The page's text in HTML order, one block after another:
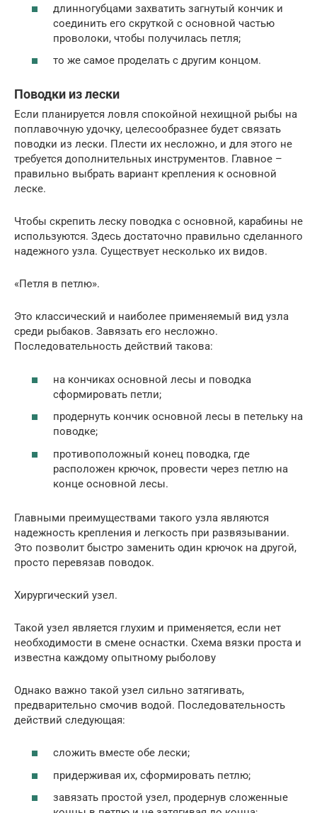
длинногубцами захватить загнутый кончик и
соединить его скруткой с основной частью
проволоки, чтобы получилась петля;
то же самое проделать с другим концом.
Поводки из лески
Если планируется ловля спокойной нехищной рыбы на
поплавочную удочку, целесообразнее будет связать
поводки из лески. Плести их несложно, и для этого не
требуется дополнительных инструментов. Главное –
правильно выбрать вариант крепления к основной
леске.
Чтобы скрепить леску поводка с основной, карабины не
используются. Здесь достаточно правильно сделанного
надежного узла. Существует несколько их видов.
«Петля в петлю».
Это классический и наиболее применяемый вид узла
среди рыбаков. Завязать его несложно.
Последовательность действий такова:
на кончиках основной лесы и поводка
сформировать петли;
продернуть кончик основной лесы в петельку на
поводке;
противоположный конец поводка, где
расположен крючок, провести через петлю на
конце основной лесы.
Главными преимуществами такого узла являются
надежность крепления и легкость при развязывании.
Это позволит быстро заменить один крючок на другой,
просто перевязав поводок.
Хирургический узел.
Такой узел является глухим и применяется, если нет
необходимости в смене оснастки. Схема вязки проста и
известна каждому опытному рыболову
Однако важно такой узел сильно затягивать,
предварительно смочив водой. Последовательность
действий следующая:
сложить вместе обе лески;
придерживая их, сформировать петлю;
завязать простой узел, продернув сложенные